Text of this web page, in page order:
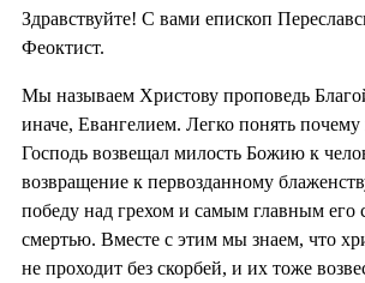
Здравствуйте! С вами епископ
Феоктист.
Мы называем Христову проповедь
иначе, Евангелием. Легко понять
Господь возвещал милость Божию к
возвращение к первозданному
победу над грехом и самым главным его
смертью. Вместе с этим мы знаем, что
не проходит без скорбей, и их тоже